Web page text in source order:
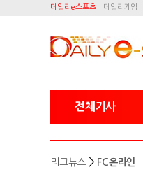
데일리e스포츠 데일리게임
전체기사
리그뉴스 > FC온라인